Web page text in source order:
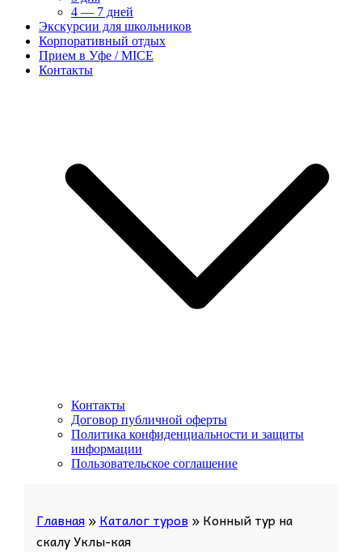
4 — 7 дней
Экскурсии для школьников
Корпоративный отдых
Прием в Уфе / MICE
Контакты
Контакты
Договор публичной оферты
Политика конфиденциальности и защиты
информации
Пользовательское соглашение
Главная»Каталог туров »Конный тур на
скалу Уклы-кая